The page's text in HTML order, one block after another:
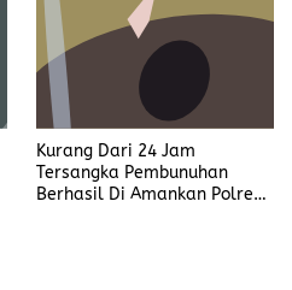
Kurang Dari 24 Jam
Tersangka Pembunuhan
Berhasil Di Amankan Polres